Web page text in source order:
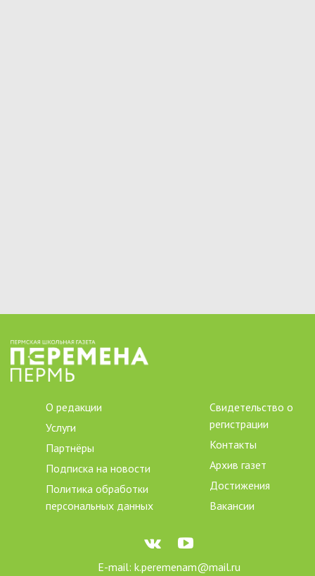
О редакции
Услуги
Партнёры
Подписка на новости
Политика обработки
персональных данных
Свидетельство о
регистрации
Контакты
Архив газет
Достижения
Вакансии
E-mail: k.peremenam@mail.ru